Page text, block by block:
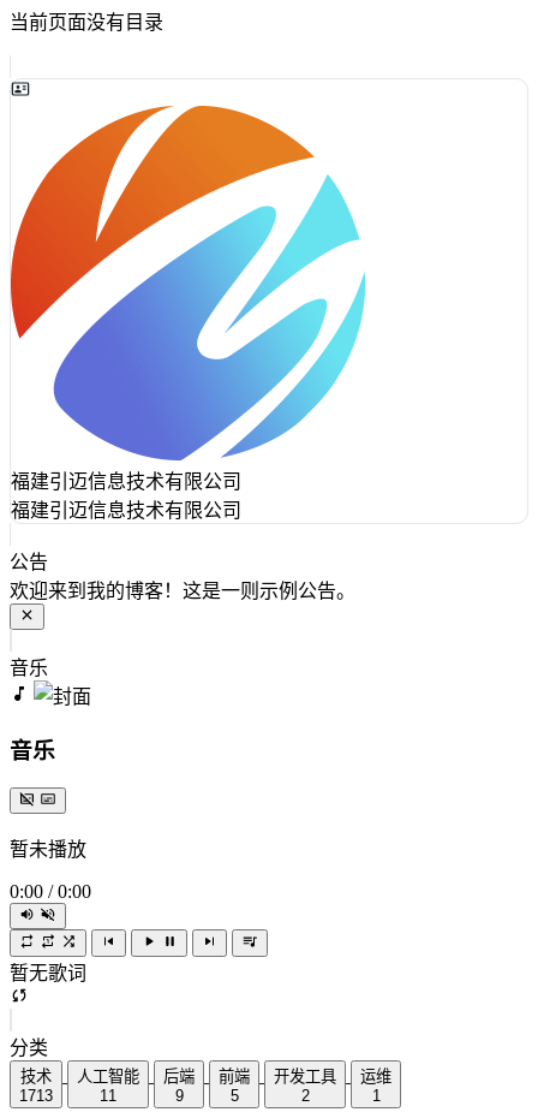
当前页面没有目录
福建引迈信息技术有限公司
福建引迈信息技术有限公司
公告
欢迎来到我的博客！这是一则示例公告。
音乐
音乐
暂未播放
0:00 / 0:00
暂无歌词
分类
技术
1713
人工智能
11
后端
9
前端
5
开发工具
2
运维
1